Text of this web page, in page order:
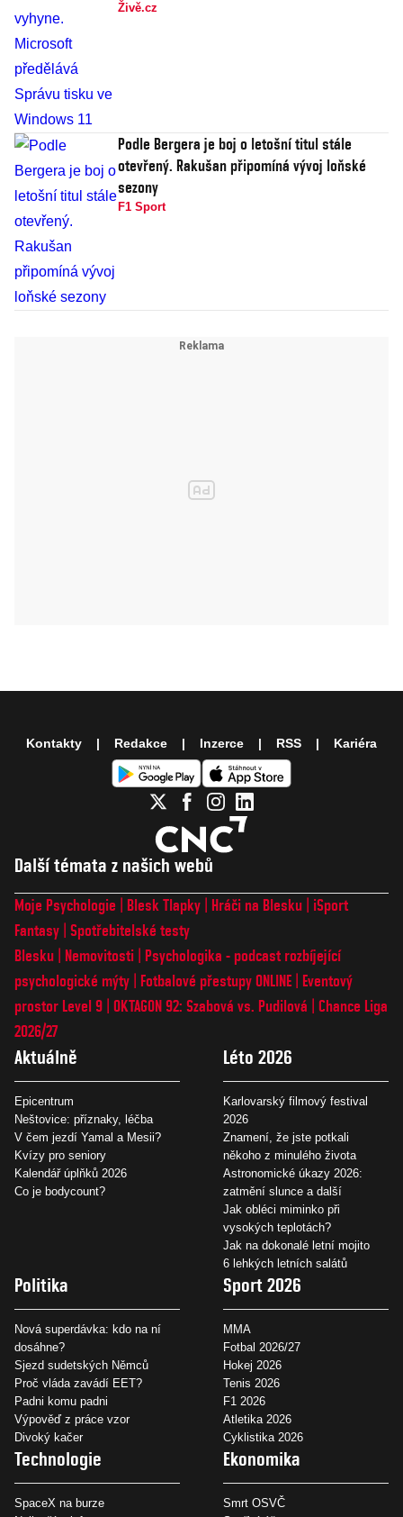
Živě.cz
Podle Bergera je boj o letošní titul stále
otevřený. Rakušan připomíná vývoj loňské
sezony
F1 Sport
Další témata z našich webů
Moje Psychologie Blesk Tlapky Hráči na Blesku
iSport
Fantasy Spotřebitelské testy
Blesku
Nemovitosti
Psychologika - podcast rozbíjející
psychologické mýty
Fotbalové přestupy ONLINE
Eventový
prostor Level 9 OKTAGON 92: Szabová vs. Pudilová
Chance Liga
2026/27
Aktuálně
Epicentrum
Neštovice: příznaky, léčba
V čem jezdí Yamal a Mesii?
Kvízy pro seniory
Kalendář úplňků 2026
Co je bodycount?
Léto 2026
Karlovarský filmový festival
2026
Znamení, že jste potkali
někoho z minulého života
Astronomické úkazy 2026:
zatmění slunce a další
Jak obléci miminko při
vysokých teplotách?
Jak na dokonalé letní mojito
6 lehkých letních salátů
Politika
Nová superdávka: kdo na ní
dosáhne?
Sjezd sudetských Němců
Proč vláda zavádí EET?
Padni komu padni
Výpověď z práce vzor
Divoký kačer
Sport 2026
MMA
Fotbal 2026/27
Hokej 2026
Tenis 2026
F1 2026
Atletika 2026
Cyklistika 2026
Technologie
SpaceX na burze
Ekonomika
Smrt OSVČ
Kontakty Redakce Inzerce RSS Kariéra